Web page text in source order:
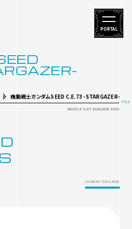
PORTAL
機動戦士ガンダムSEED C.E.73 -STARGAZER-
CHARACTER NAME